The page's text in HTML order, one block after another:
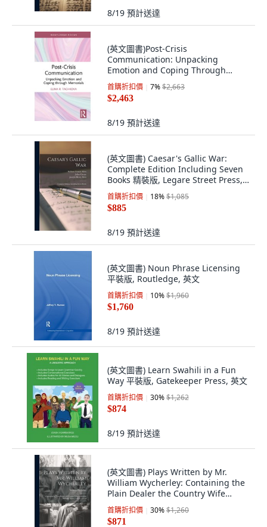
8/19 預計送達
(英文圖書)Post-Crisis
Communication: Unpacking
Emotion and Coping Through
Memorials 精裝版, Routledge, 英文,
精裝
首購折扣價 7%$2,663
$2,463
8/19 預計送達
(英文圖書) Caesar's Gallic War:
Complete Edition Including Seven
Books 精裝版, Legare Street Press,
英文
首購折扣價 18%$1,085
$885
8/19 預計送達
(英文圖書) Noun Phrase Licensing
平裝版, Routledge, 英文
首購折扣價 10%$1,960
$1,760
8/19 預計送達
(英文圖書) Learn Swahili in a Fun
Way 平裝版, Gatekeeper Press, 英文
首購折扣價 30%$1,262
$874
8/19 預計送達
(英文圖書) Plays Written by Mr.
William Wycherley: Containing the
Plain Dealer the Country Wife
Gentle... 精裝版, Legare Street
Press, 英文
首購折扣價 30%$1,260
$871